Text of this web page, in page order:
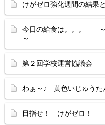
けがゼロ強化週間の結果
今日の給食は。。。 ～
～
第２回学校運営協議会
わぁ～♪ 黄色いじゅうた
目指せ！ けがゼロ！